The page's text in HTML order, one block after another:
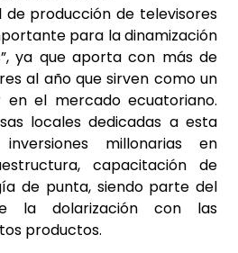
de producción de televisores
para la dinamización
ya que aporta con más de
al año que sirven como un
el mercado ecuatoriano.
locales dedicadas a esta
millonarias en
capacitación de
de punta, siendo parte del
la dolarización con las
productos.